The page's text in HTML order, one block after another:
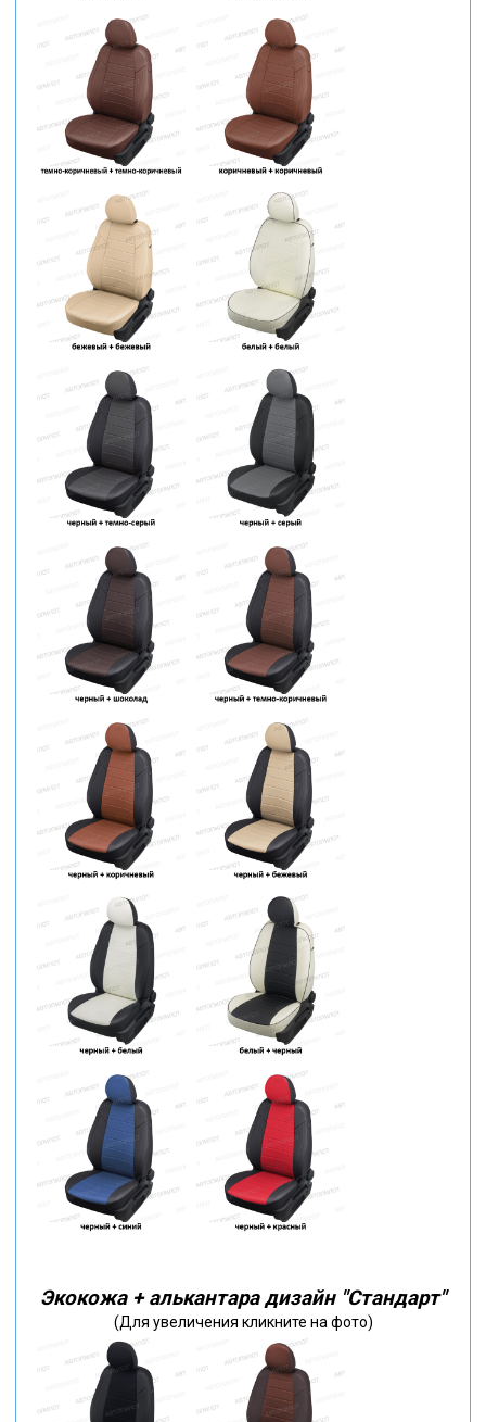
Экокожа + алькантара дизайн "Стандарт"
(Для увеличения кликните на фото)